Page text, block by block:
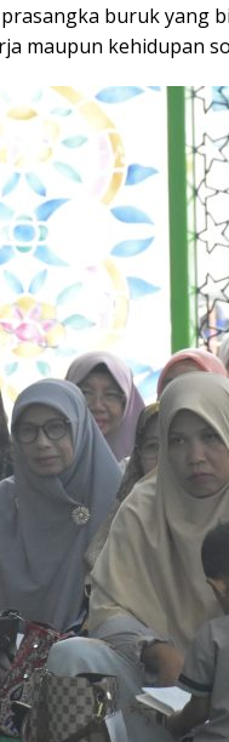
buruk yang
maupun kehidupan